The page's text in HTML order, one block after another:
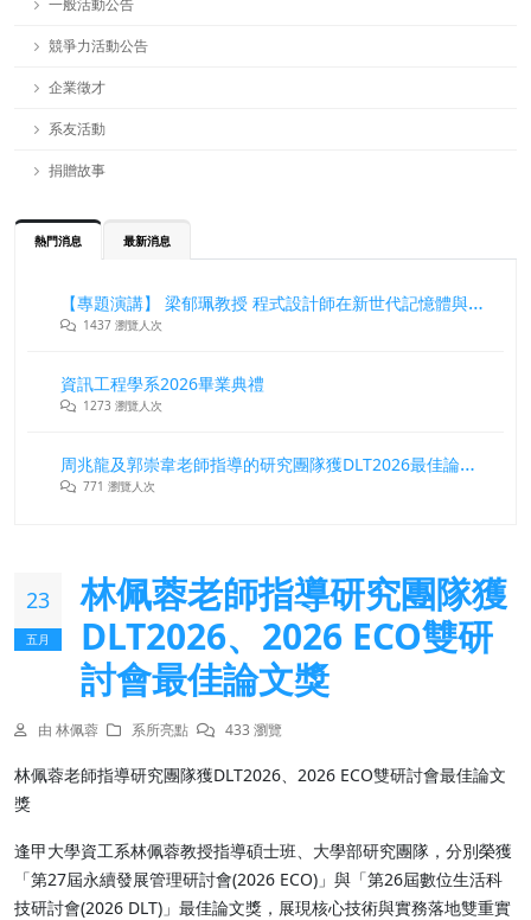
一般活動公告
競爭力活動公告
企業徵才
系友活動
捐贈故事
熱門消息 最新消息
【專題演講】 梁郁珮教授 程式設計師在新世代記憶體與儲存系統中的角色與挑戰
1437 瀏覽人次
資訊工程學系2026畢業典禮
1273 瀏覽人次
周兆龍及郭崇韋老師指導的研究團隊獲DLT2026最佳論文獎
771 瀏覽人次
23
五月
林佩蓉老師指導研究團隊獲
DLT2026、2026 ECO雙研
討會最佳論文獎
由 林佩蓉 系所亮點 433 瀏覽
林佩蓉老師指導研究團隊獲DLT2026、2026 ECO雙研討會最佳論文
獎
逢甲大學資工系林佩蓉教授指導碩士班、大學部研究團隊，分別榮獲
「第27屆永續發展管理研討會(2026 ECO)」與「第26屆數位生活科
技研討會(2026 DLT)」最佳論文獎，展現核心技術與實務落地雙重實